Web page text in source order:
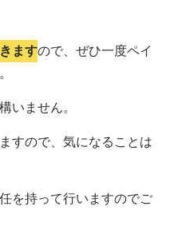
ますので、ぜひ一度ペイ
いません。
すので、気になることは
を持って行いますのでご